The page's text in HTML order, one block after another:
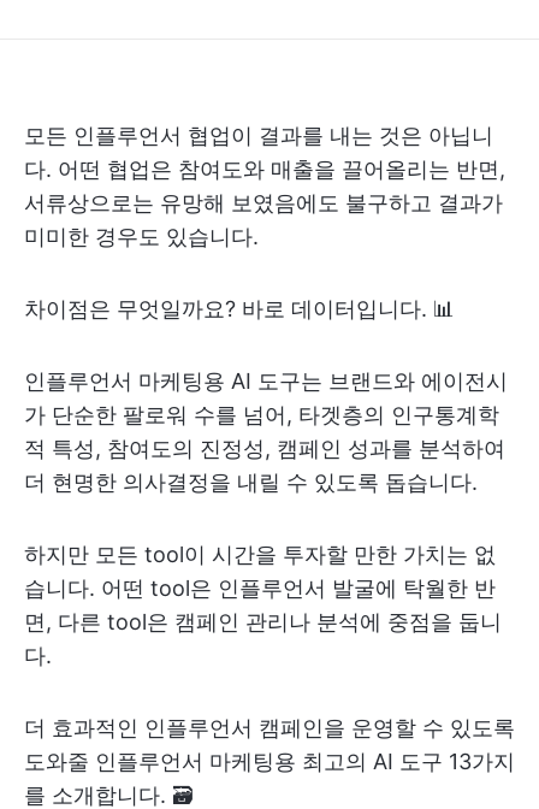
모든 인플루언서 협업이 결과를 내는 것은 아닙니
다. 어떤 협업은 참여도와 매출을 끌어올리는 반면,
서류상으로는 유망해 보였음에도 불구하고 결과가
미미한 경우도 있습니다.
차이점은 무엇일까요? 바로 데이터입니다. 📊
인플루언서 마케팅용 AI 도구는 브랜드와 에이전시
가 단순한 팔로워 수를 넘어, 타겟층의 인구통계학
적 특성, 참여도의 진정성, 캠페인 성과를 분석하여
더 현명한 의사결정을 내릴 수 있도록 돕습니다.
하지만 모든 tool이 시간을 투자할 만한 가치는 없
습니다. 어떤 tool은 인플루언서 발굴에 탁월한 반
면, 다른 tool은 캠페인 관리나 분석에 중점을 둡니
다.
더 효과적인 인플루언서 캠페인을 운영할 수 있도록
도와줄 인플루언서 마케팅용 최고의 AI 도구 13가지
를 소개합니다. 🗃️